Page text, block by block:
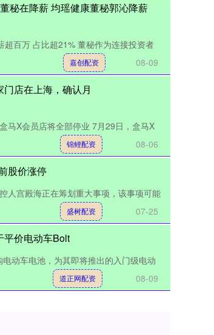
秘在降薪 均瑶健康董秘郭沁降薪
百万 占比超21% 董秘作为连接投资者
08-09
嘉创配资
店在上海，确认月
马X会员店将全部停业 7月29日，盒马X
08-06
锦鲤配资
股价涨停
人宫殿海正在筹划重大事项，该事项可能
07-25
盛树配资
平价电动车Bolt
动车电池，为其即将推出的入门级电动
08-09
道正网配资